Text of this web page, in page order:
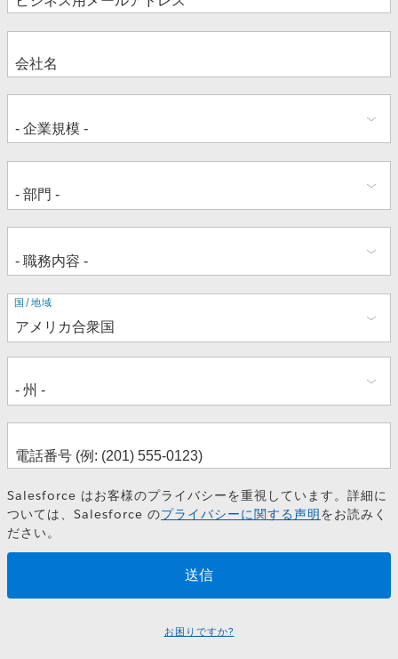
住
所
国/地域
Salesforce はお客様のプライバシーを重視しています。詳細に
ついては、Salesforce のプライバシーに関する声明をお読みく
ださい。
お困りですか?